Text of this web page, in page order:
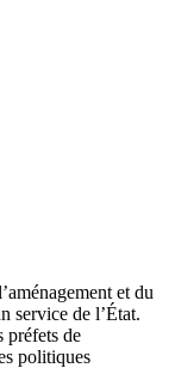
et du
service de l’État.
préfets de
politiques